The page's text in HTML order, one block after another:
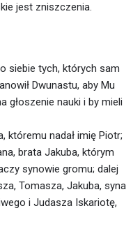
jest zniszczenia.
siebie tych, których sam
Dwunastu, aby Mu
głoszenie nauki i by mieli
któremu nadał imię Piotr;
brata Jakuba, którym
synowie gromu; dalej
Tomasza, Jakuba, syna
i Judasza Iskariotę,